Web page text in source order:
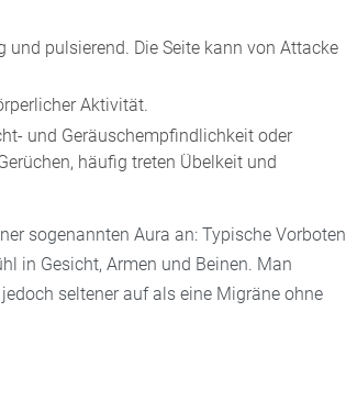
pulsierend. Die Seite kann von Attacke
Aktivität.
und Geräuschempfindlichkeit oder
häufig treten Übelkeit und
sogenannten Aura an: Typische Vorboten
in Gesicht, Armen und Beinen. Man
seltener auf als eine Migräne ohne